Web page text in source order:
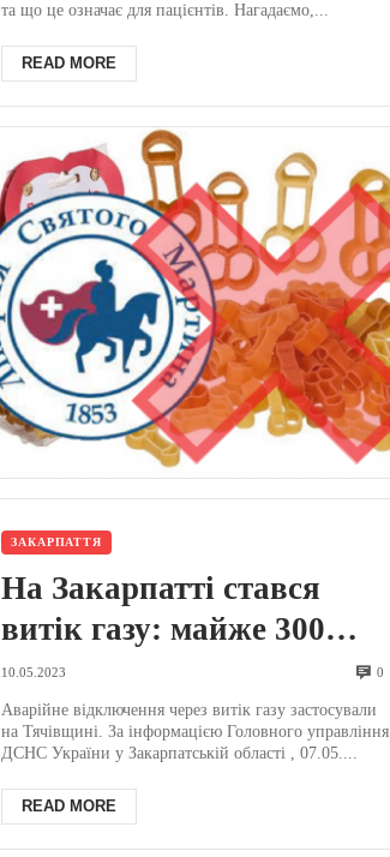
та що це означає для пацієнтів. Нагадаємо,...
READ MORE
ЗАКАРПАТТЯ
На Закарпатті стався
витік газу: майже 300
абонентів залишились без
газопостачання
10.05.2023 0
Аварійне відключення через витік газу застосували
на Тячівщині. За інформацією Головного управління
ДСНС України у Закарпатській області , 07.05....
READ MORE